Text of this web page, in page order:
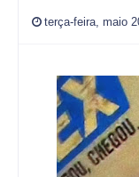
terça-feira, maio